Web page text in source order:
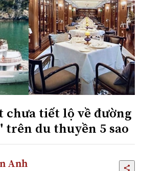
chưa tiết lộ về đường
trên du thuyền 5 sao
Anh